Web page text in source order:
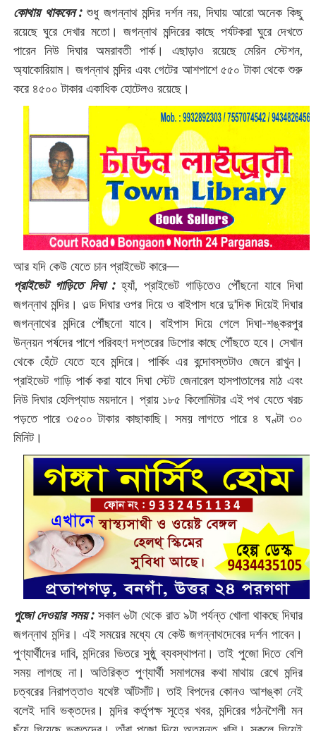
কোথায় থাকবেন :শুধু জগন্নাথ মন্দির দর্শন নয়, দিঘায় আরো অনেক কিছু
রয়েছে ঘুরে দেখার মতো। জগন্নাথ মন্দিরের কাছে পর্যটকরা ঘুরে দেখতে
পারেন নিউ দিঘার অমরাবতী পার্ক। এছাড়াও রয়েছে মেরিন স্টেশন,
অ্যাকোরিয়াম। জগন্নাথ মন্দির এবং গেটের আশপাশে ৫৫০ টাকা থেকে শুরু
করে ৪৫০০ টাকার একাধিক হোটেলও রয়েছে।
আর যদি কেউ যেতে চান প্রাইভেট কারে—
প্রাইভেট গাড়িতে দিঘা :হ্যাঁ, প্রাইভেট গাড়িতেও পৌঁছনো যাবে দিঘা
জগন্নাথ মন্দির। ওল্ড দিঘার ওপর দিয়ে ও বাইপাস ধরে দু'দিক দিয়েই দিঘার
জগন্নাথের মন্দিরে পৌঁছনো যাবে। বাইপাস দিয়ে গেলে দিঘা-শঙ্করপুর
উন্নয়ন পর্ষদের পাশে পরিবহণ দপ্তরের ডিপোর কাছে পৌঁছতে হবে। সেখান
থেকে হেঁটে যেতে হবে মন্দিরে। পার্কিং এর বন্দোবস্তটাও জেনে রাখুন।
প্রাইভেট গাড়ি পার্ক করা যাবে দিঘা স্টেট জেনারেল হাসপাতালের মাঠ এবং
নিউ দিঘার হেলিপ্যাড ময়দানে। প্রায় ১৮৫ কিলোমিটার এই পথ যেতে খরচ
পড়তে পারে ৩৫০০ টাকার কাছাকাছি। সময় লাগতে পারে ৪ ঘণ্টা ৩০
মিনিট।
পুজো দেওয়ার সময় :‌সকাল ৬টা থেকে রাত ৯টা পর্যন্ত খোলা থাকছে দিঘার
জগন্নাথ মন্দির। এই সময়ের মধ্যে যে কেউ জগন্নাথদেবের দর্শন পাবেন।
পুণ্যার্থীদের দাবি, মন্দিরের ভিতরে সুষ্ঠু ব্যবস্থাপনা। তাই পুজো দিতে বেশি
সময় লাগছে না। অতিরিক্ত পুণ্যার্থী সমাগমের কথা মাথায় রেখে মন্দির
চত্বরের নিরাপত্তাও যথেষ্ট আঁটসাঁট। তাই বিপদের কোনও আশঙ্কা নেই
বলেই দাবি ভক্তদের। মন্দির কর্তৃপক্ষ সূত্রে খবর, মন্দিরের গঠনশৈলী মন